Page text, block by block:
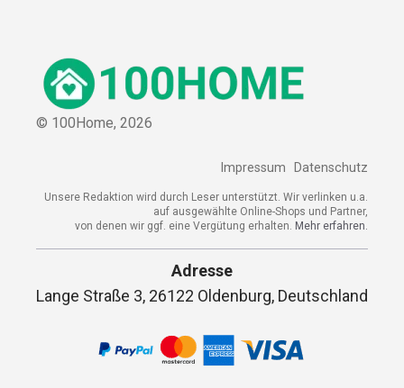
© 100Home, 2026
Impressum Datenschutz
Unsere Redaktion wird durch Leser unterstützt. Wir verlinken u.a.
auf ausgewählte Online-Shops und Partner,
von denen wir ggf. eine Vergütung erhalten. Mehr erfahren.
Adresse
Lange Straße 3, 26122 Oldenburg, Deutschland